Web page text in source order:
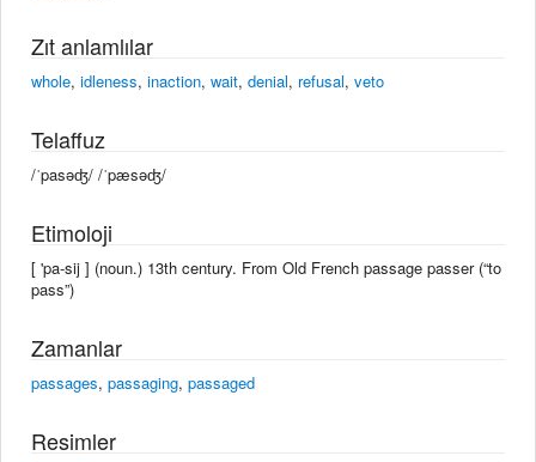
Zıt anlamlılar
whole, idleness, inaction, wait, denial, refusal, veto
Telaffuz
/ˈpasəʤ/ /ˈpæsəʤ/
Etimoloji
[ 'pa-sij ] (noun.) 13th century. From Old French passage passer (“to
pass”)
Zamanlar
passages, passaging, passaged
Resimler